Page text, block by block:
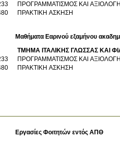
ΠΡΟΓΡΑΜΜΑΤΙΣΜΟΣ ΚΑΙ
ΠΡΑΚΤΙΚΗ ΑΣΚΗΣΗ
Μαθήματα Εαρινού εξαμήνου
ΤΜΗΜΑ ΙΤΑΛΙΚΗΣ ΓΛΩΣΣΑΣ ΚΑΙ
ΠΡΟΓΡΑΜΜΑΤΙΣΜΟΣ ΚΑΙ
ΠΡΑΚΤΙΚΗ ΑΣΚΗΣΗ
Εργασίες Φοιτητών εντός ΑΠΘ